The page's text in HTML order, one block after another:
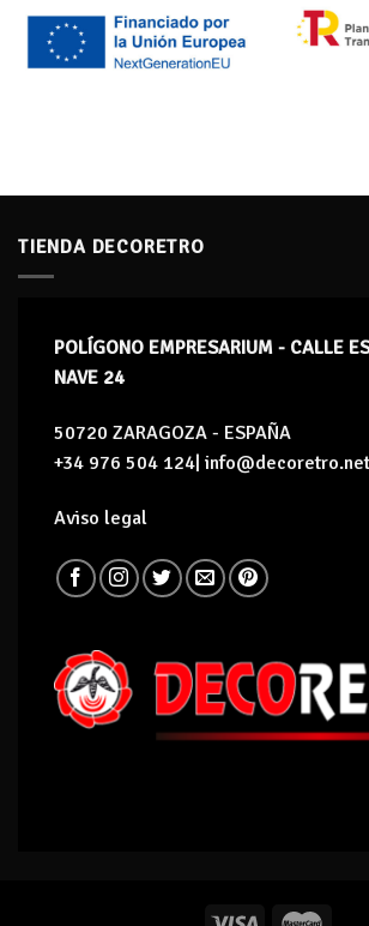
TIENDA DECORETRO
POLÍGONO EMPRESARIUM - CALLE
NAVE 24
50720 ZARAGOZA - ESPAÑA
+34 976 504 124| info@decoretro.net
Aviso legal